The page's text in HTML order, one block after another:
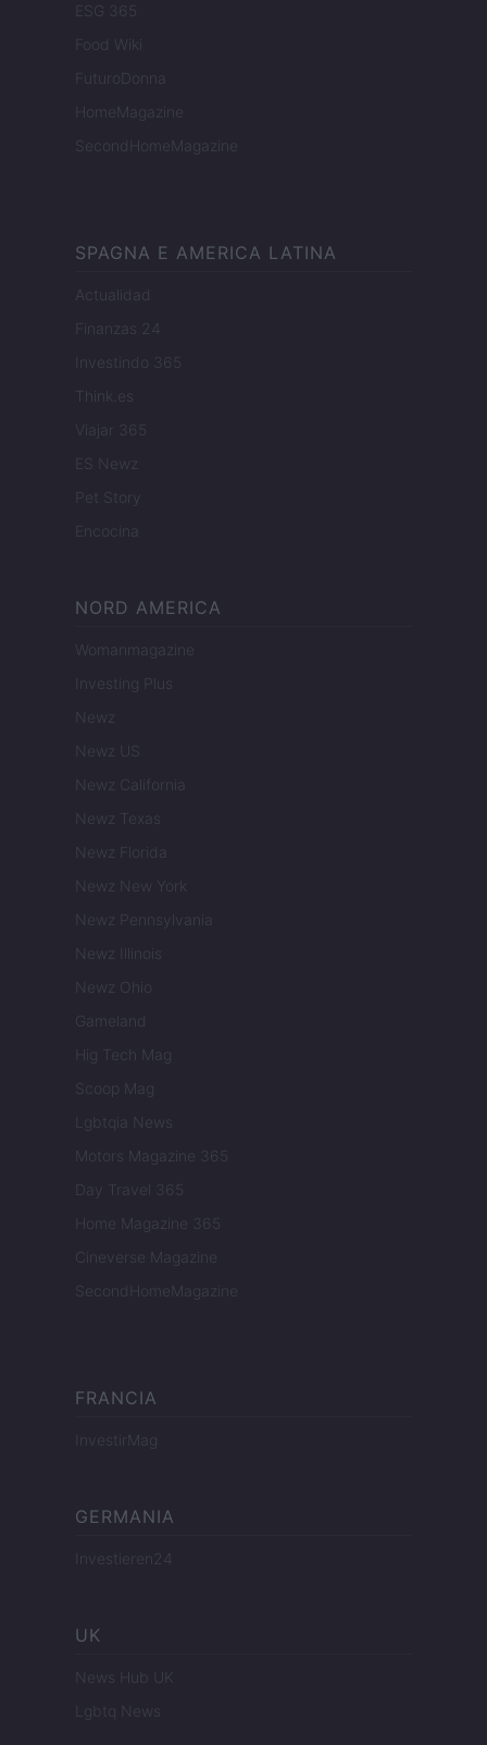
ESG 365
Food Wiki
FuturoDonna
HomeMagazine
SecondHomeMagazine
SPAGNA E AMERICA LATINA
Actualidad
Finanzas 24
Investindo 365
Think.es
Viajar 365
ES Newz
Pet Story
Encocina
NORD AMERICA
Womanmagazine
Investing Plus
Newz
Newz US
Newz California
Newz Texas
Newz Florida
Newz New York
Newz Pennsylvania
Newz Illinois
Newz Ohio
Gameland
Hig Tech Mag
Scoop Mag
Lgbtqia News
Motors Magazine 365
Day Travel 365
Home Magazine 365
Cineverse Magazine
SecondHomeMagazine
FRANCIA
InvestirMag
GERMANIA
Investieren24
UK
News Hub UK
Lgbtq News